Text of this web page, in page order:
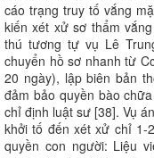
cáo trạng truy tố vắng
kiến xét xử sơ thẩm
thú tương tự vụ Lê
chuyển hồ sơ nhanh từ
20 ngày), lập biên bản
đảm bảo quyền bào
chỉ định luật sư [38]. Vụ
khởi tố đến xét xử chỉ 1-
quyền con người: Liệu